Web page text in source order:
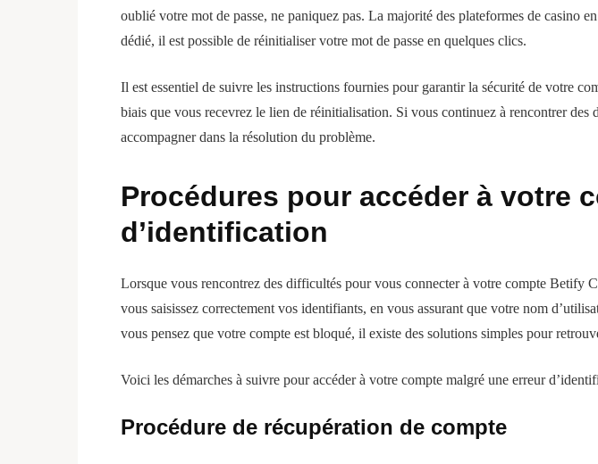
oublié votre mot de passe, ne paniquez pas. La majorité des plateformes de casino
dédié, il est possible de réinitialiser votre mot de passe en quelques clics.
Il est essentiel de suivre les instructions fournies pour garantir la sécurité de votre
biais que vous recevrez le lien de réinitialisation. Si vous continuez à rencontrer
accompagner dans la résolution du problème.
Procédures pour accéder à votre
d’identification
Lorsque vous rencontrez des difficultés pour vous connecter à votre compte Betify
vous saisissez correctement vos identifiants, en vous assurant que votre nom
vous pensez que votre compte est bloqué, il existe des solutions simples pour
Voici les démarches à suivre pour accéder à votre compte malgré une erreur
Procédure de récupération de compte